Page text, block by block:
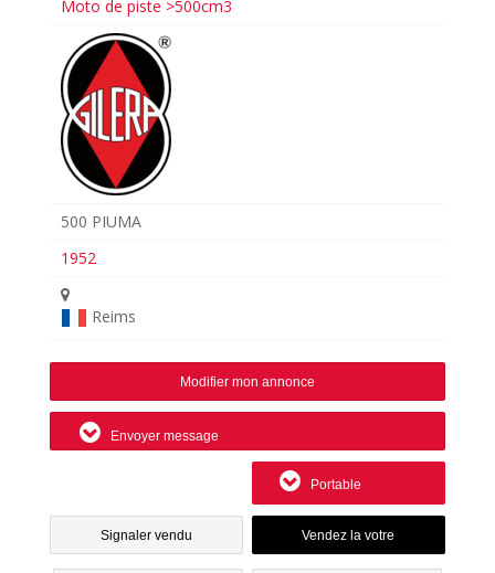
Moto de piste >500cm3
500 PIUMA
1952
Reims
Modifier mon annonce
Envoyer message
Portable
Signaler vendu